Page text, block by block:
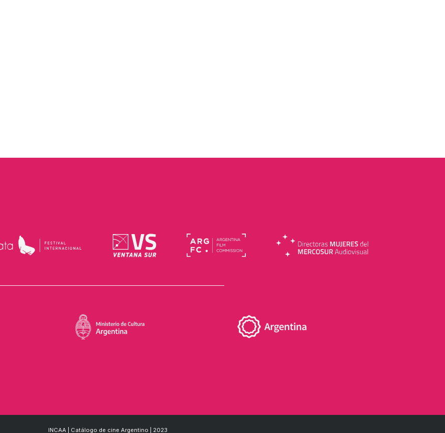
INCAA | Catálogo de cine Argentino | 2023